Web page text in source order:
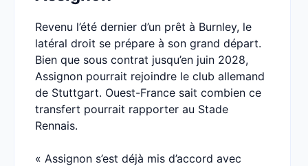
Revenu l’été dernier d’un prêt à Burnley, le
latéral droit se prépare à son grand départ.
Bien que sous contrat jusqu’en juin 2028,
Assignon pourrait rejoindre le club allemand
de Stuttgart. Ouest-France sait combien ce
transfert pourrait rapporter au Stade
Rennais.
« Assignon s’est déjà mis d’accord avec